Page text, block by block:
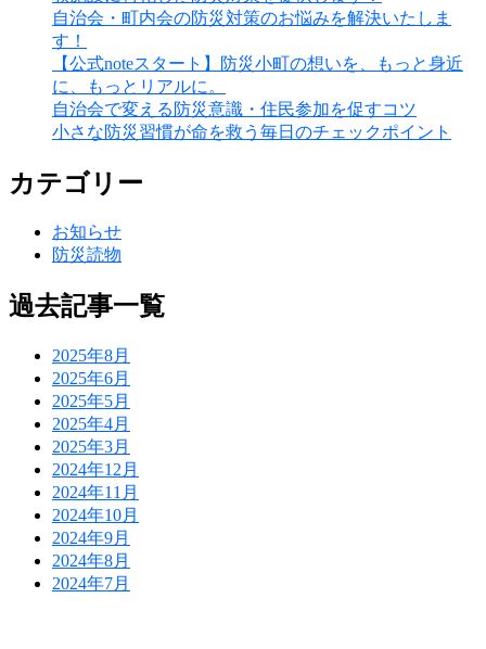
自治会・町内会の防災対策のお悩みを解決いたしま
す！
【公式noteスタート】防災小町の想いを、もっと身近
に、もっとリアルに。
自治会で変える防災意識・住民参加を促すコツ
小さな防災習慣が命を救う毎日のチェックポイント
カテゴリー
お知らせ
防災読物
過去記事一覧
2025年8月
2025年6月
2025年5月
2025年4月
2025年3月
2024年12月
2024年11月
2024年10月
2024年9月
2024年8月
2024年7月